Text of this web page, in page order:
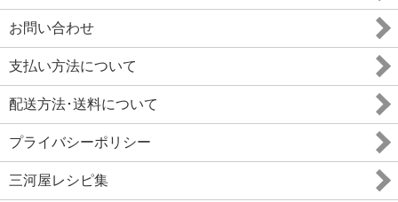
お問い合わせ
支払い方法について
配送方法･送料について
プライバシーポリシー
三河屋レシピ集